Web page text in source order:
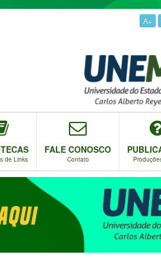
A+
de Links
FALE CONOSCO
Contato